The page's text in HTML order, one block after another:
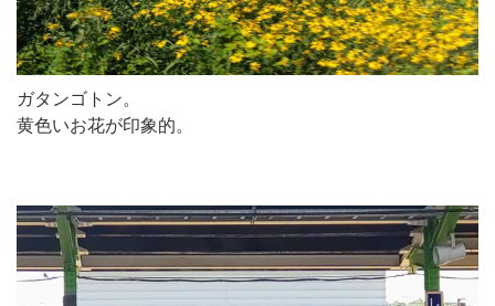
ガタンゴトン。
黄色いお花が印象的。